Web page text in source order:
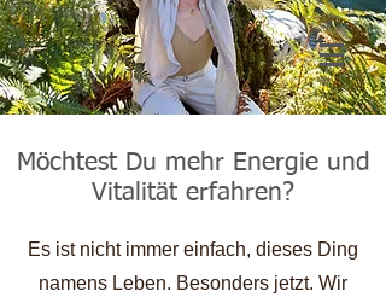
Möchtest Du mehr Energie und
Vitalität erfahren?
Es ist nicht immer einfach, dieses Ding
namens Leben. Besonders jetzt. Wir